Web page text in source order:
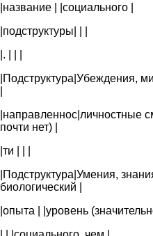
|название | |социального |
|подструктуры| | |
|. | | |
|Подструктура|Убеждения,
|направленнос|личностные
почти нет) |
|ти | | |
|Подструктура|Умения,
биологический |
|опыта | |уровень